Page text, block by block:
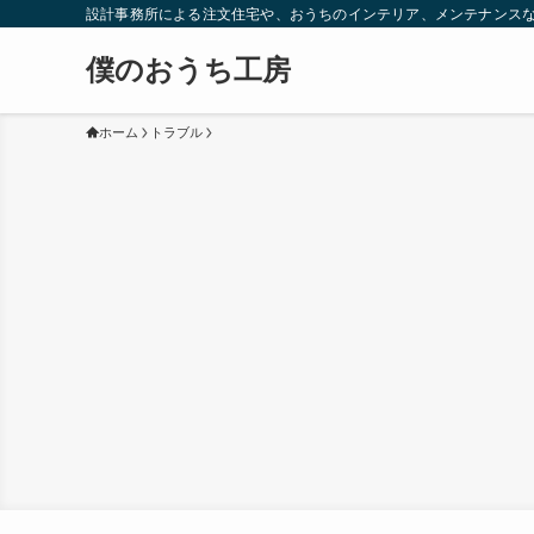
設計事務所による注文住宅や、おうちのインテリア、メンテナンス
僕のおうち工房
ホーム トラブル